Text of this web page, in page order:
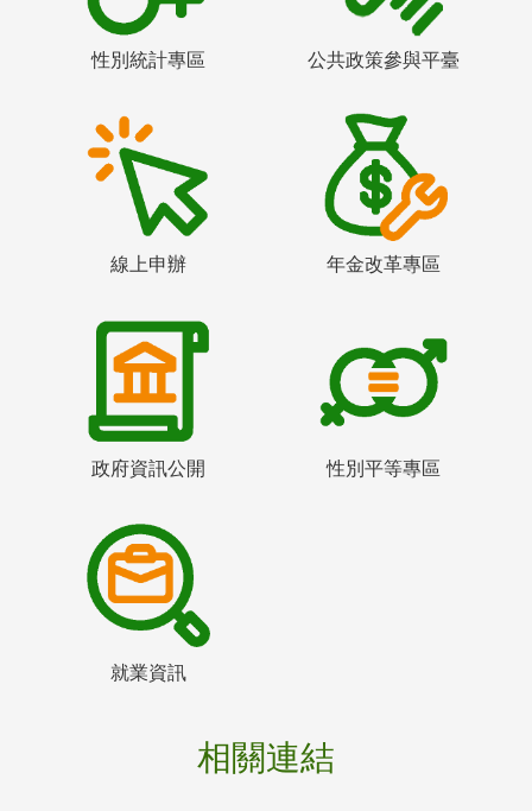
性別統計專區 公共政策參與平臺
線上申辦 年金改革專區
政府資訊公開 性別平等專區
就業資訊
相關連結